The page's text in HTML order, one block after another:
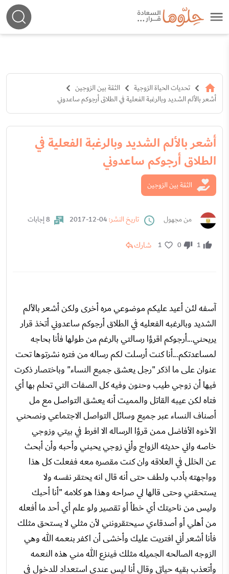
تحديات الحياة الزوجية
الثقة بين الزوجين
أشعر بالألم الشديد وبالرغبة الفعلية في الطلاق أرجوكم ساعدوني
أشعر بالألم الشديد وبالرغبة الفعلية في
الطلاق أرجوكم ساعدوني
الثقة بين الزوجين
من مجهول تاريخ النشر: 8 إجابات
1
0
1 شارك
آسفه لئن أعيد عليكم موضوعي مره أخرى ولكن أشعر بالألم
الشديد وبالرغبه الفعليه في الطلاق أرجوكم ساعدوني أتخذ قرار
يريحني...أرجوكم اقرؤا رسالتي بالرغم من طولها فأنا بحاجه
لمساعدتكم...أنا كنت أرسلت لكم رساله من فتره نشرتوها تحت
عنوان على ما اذكر "رجل يعشق جميع النساء" وباختصار ذكرت
فيها أن زوجي طيب وحنون وفيه كل الصفات التي تحلم بها أي
فتاه لكن عيبه القاتل والمميت أنه يعشق التواصل مع مل
أصناف النساء عبر جميع وسائل التواصل الاجتماعي ونصحني
الأخوه الأفاضل ممن قرؤا الرساله الا افرط في بيتي وزوجي
خاصه واني حديثه الزواج وأني زوجي يحبني وأحبه وأن أبحث
عن الخلل في العلاقه وان كنت مقصره معه ففعلت كل هذا
وواجهته بأدب ولطف حتى أنه قال انه يحتقر نفسه ولا
يستحقني وحتى قالها لي صراحه وهذا هو كلامه "أنا أحبك
وليس من ناحيتك أي خطأ أو تقصير ولو علم أي أحد ما أفعله
من أهلي أو أصدقاءي سيحتقرونني لأن مثلي لا يستحق مثلك
فأنا أشعر أني افتريت عليك وأخشى أن اكفر بنعمه الله وهي
الزوجه الصالحه الجميله مثلك فينزع الله مني هذه النعمه
وأتعذب بقيه حياتي وقال أنا ليس عندي استعداد للدخول في